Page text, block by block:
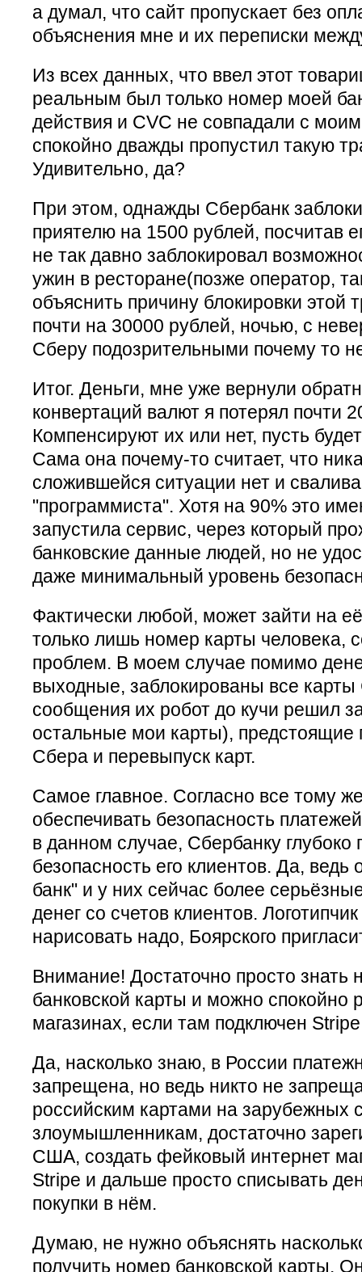
а думал, что сайт пропускает без
объяснения мне и их переписки
Из всех данных, что ввел этот
реальным был только номер моей
действия и CVC не совпадали с
спокойно дважды пропустил такую
Удивительно, да?
При этом, однажды Сбербанк
приятелю на 1500 рублей, посчитав
не так давно заблокировал
ужин в ресторане(позже оператор,
объяснить причину блокировки этой
почти на 30000 рублей, ночью, с
Сберу подозрительными почему то
Итог. Деньги, мне уже вернули
конвертаций валют я потерял почти
Компенсируют их или нет, пусть
Сама она почему-то считает, что
сложившейся ситуации нет и
"программиста". Хотя на 90% это
запустила сервис, через который
банковские данные людей, но не
даже минимальный уровень
Фактически любой, может зайти на
только лишь номер карты человека,
проблем. В моем случае помимо
выходные, заблокированы все
сообщения их робот до кучи решил
остальные мои карты), предстоящие
Сбера и перевыпуск карт.
Самое главное. Согласно все тому
обеспечивать безопасность
в данном случае, Сбербанку глубоко
безопасность его клиентов. Да,
банк" и у них сейчас более
денег со счетов клиентов.
нарисовать надо, Боярского
Внимание! Достаточно просто знать
банковской карты и можно спокойно
магазинах, если там подключен
Да, насколько знаю, в России
запрещена, но ведь никто не
российским картами на зарубежных
злоумышленникам, достаточно
США, создать фейковый интернет
Stripe и дальше просто списывать
покупки в нём.
Думаю, не нужно объяснять
получить номер банковской карты.